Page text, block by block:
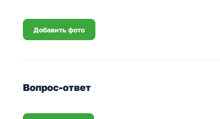
Добавить фото
Вопрос-ответ